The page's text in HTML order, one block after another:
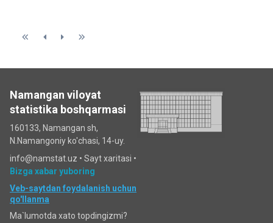
Namangan viloyat
statistika boshqarmasi
160133, Namangan sh,
N.Namangoniy ko'chasi, 14-uy.
info@namstat.uz • Sayt xaritasi •
Bizga xabar yuboring
Veb-saytdan foydalanish uchun
qo'llanma
Ma`lumotda xato topdingizmi?